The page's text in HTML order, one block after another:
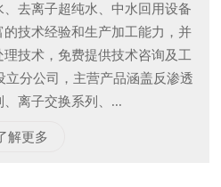
去离子超纯水、中水回用设备
技术经验和生产加工能力，并
技术，免费提供技术咨询及工
立分公司，主营产品涵盖反渗透
离子交换系列、...
解更多